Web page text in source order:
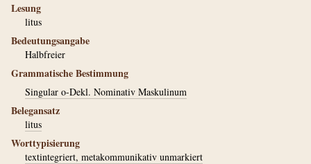
Lesung
litus
Bedeutungsangabe
Halbfreier
Grammatische Bestimmung
Singular o-Dekl. Nominativ Maskulinum
Belegansatz
litus
Worttypisierung
textintegriert, metakommunikativ unmarkiert